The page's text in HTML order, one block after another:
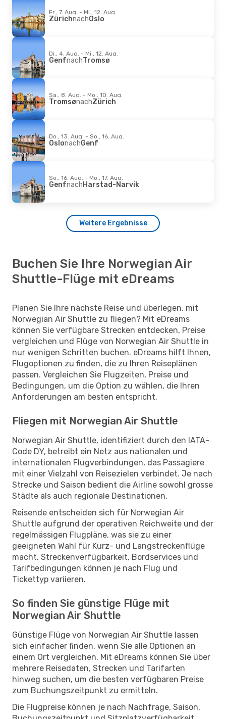
Fr., 7. Aug. - Mi., 12. Aug.
ZürichnachOslo
Di., 4. Aug. - Mi., 12. Aug.
GenfnachTromsø
Sa., 8. Aug. - Mo., 10. Aug.
TromsønachZürich
Do., 13. Aug. - So., 16. Aug.
OslonachGenf
So., 16. Aug. - Mo., 17. Aug.
GenfnachHarstad-Narvik
Weitere Ergebnisse
Buchen Sie Ihre Norwegian Air
Shuttle-Flüge mit eDreams
Planen Sie Ihre nächste Reise und überlegen, mit
Norwegian Air Shuttle zu fliegen? Mit eDreams
können Sie verfügbare Strecken entdecken, Preise
vergleichen und Flüge von Norwegian Air Shuttle in
nur wenigen Schritten buchen. eDreams hilft Ihnen,
Flugoptionen zu finden, die zu Ihren Reiseplänen
passen. Vergleichen Sie Flugzeiten, Preise und
Bedingungen, um die Option zu wählen, die Ihren
Anforderungen am besten entspricht.
Fliegen mit Norwegian Air Shuttle
Norwegian Air Shuttle, identifiziert durch den IATA-
Code DY, betreibt ein Netz aus nationalen und
internationalen Flugverbindungen, das Passagiere
mit einer Vielzahl von Reisezielen verbindet. Je nach
Strecke und Saison bedient die Airline sowohl grosse
Städte als auch regionale Destinationen.
Reisende entscheiden sich für Norwegian Air
Shuttle aufgrund der operativen Reichweite und der
regelmässigen Flugpläne, was sie zu einer
geeigneten Wahl für Kurz- und Langstreckenflüge
macht. Streckenverfügbarkeit, Bordservices und
Tarifbedingungen können je nach Flug und
Tickettyp variieren.
So finden Sie günstige Flüge mit
Norwegian Air Shuttle
Günstige Flüge von Norwegian Air Shuttle lassen
sich einfacher finden, wenn Sie alle Optionen an
einem Ort vergleichen. Mit eDreams können Sie über
mehrere Reisedaten, Strecken und Tarifarten
hinweg suchen, um die besten verfügbaren Preise
zum Buchungszeitpunkt zu ermitteln.
Die Flugpreise können je nach Nachfrage, Saison,